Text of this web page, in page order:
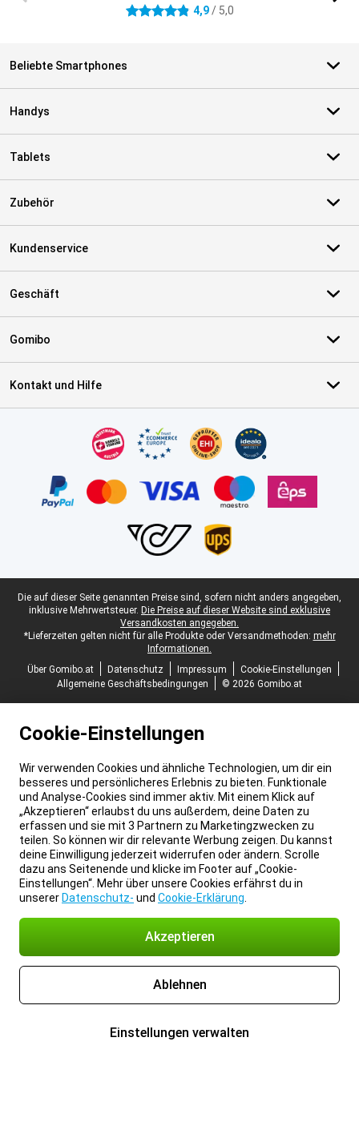
4.9 Sterne 4,9/ 5,0
Beliebte Smartphones
Handys
Tablets
Zubehör
Kundenservice
Geschäft
Gomibo
Kontakt und Hilfe
Juristische Fußzeile
Die auf dieser Seite genannten Preise sind, sofern nicht anders angegeben,
inklusive Mehrwertsteuer. Die Preise auf dieser Website sind exklusive
Versandkosten angegeben.
*Lieferzeiten gelten nicht für alle Produkte oder Versandmethoden: mehr
Informationen.
Über Gomibo.at
Datenschutz Impressum
Cookie-Einstellungen
Allgemeine Geschäftsbedingungen
© 2026 Gomibo.at
Cookie-Einstellungen
Wir verwenden Cookies und ähnliche Technologien, um dir ein
besseres und persönlicheres Erlebnis zu bieten. Funktionale
und Analyse-Cookies sind immer aktiv. Mit einem Klick auf
„Akzeptieren“ erlaubst du uns außerdem, deine Daten zu
erfassen und sie mit 3 Partnern zu Marketingzwecken zu
teilen. So können wir dir relevante Werbung zeigen. Du kannst
deine Einwilligung jederzeit widerrufen oder ändern. Scrolle
dazu ans Seitenende und klicke im Footer auf „Cookie-
Einstellungen“. Mehr über unsere Cookies erfährst du in
unserer Datenschutz- und Cookie-Erklärung
Akzeptieren
Ablehnen
Einstellungen verwalten